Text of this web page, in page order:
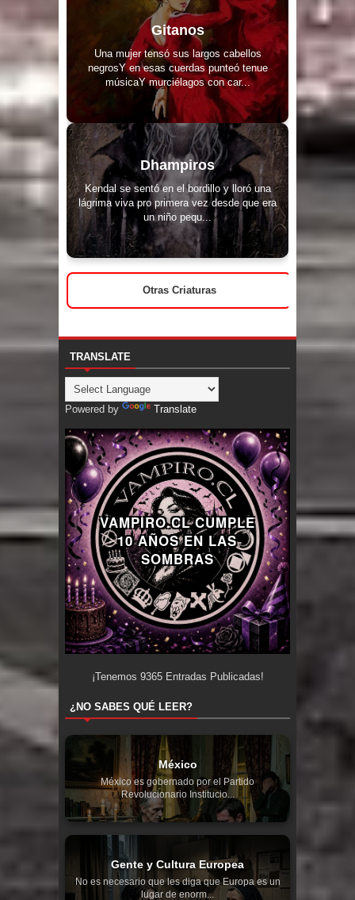
Gitanos
Una mujer tensó sus largos cabellos
negrosY en esas cuerdas punteó tenue
músicaY murciélagos con car...
Dhampiros
Kendal se sentó en el bordillo y lloró una
lágrima viva pro primera vez desde que era
un niño pequ...
Otras Criaturas
TRANSLATE
Powered by Translate
VAMPIRO.CL CUMPLE
10 AÑOS EN LAS
SOMBRAS
¡Tenemos 9365Entradas Publicadas!
¿NO SABES QUÉ LEER?
México
México es gobernado por el Partido
Revolucionario Institucio...
Gente y Cultura Europea
No es necesario que les diga que Europa es un
lugar de enorm...